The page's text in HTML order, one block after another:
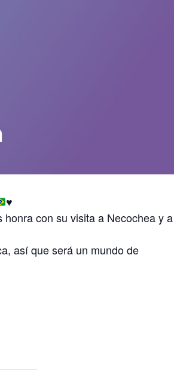
♥️
con su visita a Necochea y a
así que será un mundo de